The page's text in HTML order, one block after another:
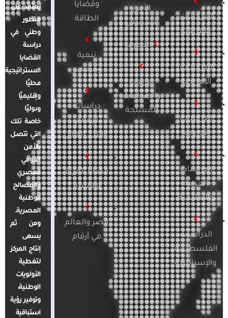
الدراسات
الأفريقية
الدراسات
الأمريكية
الدراسات
الأوروبية
الدراسات
العربية
والإقليمية
الدراسات
الفلسطينية
والإسرائيلية
الأمن
السيبراني
التطرف
الإرهاب
والصراعات
المسلحة
وقضايا
الطاقة
تنمية
ومجتمع
دراسات
الإعلام
والرأي العام
قضايا المرأة
والأسرة
مصر والعالم
في أرقام
يعتمد على
منظور
وطني في
دراسة
القضايا
الاستراتيجية
محليًا
وإقليميًا
ودوليًا
خاصة تلك
التي تتصل
بالأمن
القومي
المصري
والمصالح
الوطنية
المصرية.
ومن ثم
يسعى
إنتاج المركز
لتغطية
الأولويات
الوطنية،
وتوفير رؤية
استباقية